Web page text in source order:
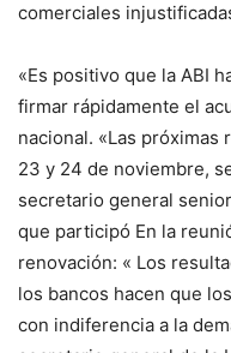
comerciales
«Es positivo que la ABI
firmar rápidamente el
nacional. «Las próximas
23 y 24 de noviembre,
secretario general
que participó En la
renovación: « Los
los bancos hacen que
con indiferencia a la